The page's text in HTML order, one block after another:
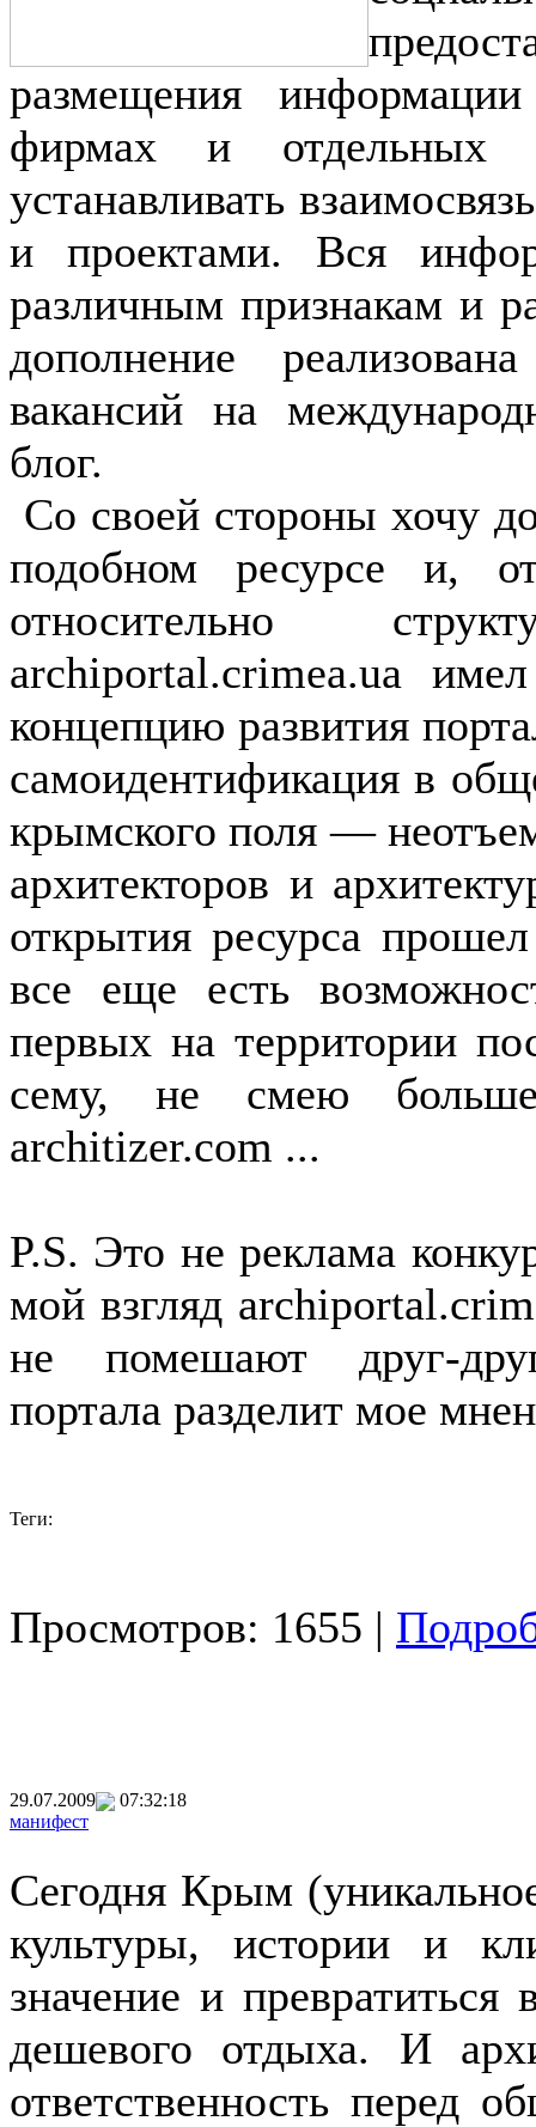
размещения
фирмах и отдельных
устанавливать
и проектами. Вся
различным признакам и
дополнение
вакансий на
блог.
Со своей стороны хочу
подобном ресурсе и,
относительно
archiportal.crimea.ua
концепцию развития
самоидентификация в
крымского поля —
архитекторов и
открытия ресурса
все еще есть
первых на территории
сему, не смею больше
architizer.com ...
P.S. Это не реклама
мой взгляд
не помешают друг-
портала разделит мое
Теги:
Просмотров: 1655 |
29.07.2009
07:32:18
манифест
Сегодня Крым
культуры, истории и
значение и
дешевого отдыха. И
ответственность перед